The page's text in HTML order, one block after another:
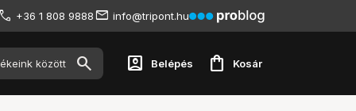
+36 1 808 9888 info@tripont.hu
account_box Belépés shopping_bag Kosár